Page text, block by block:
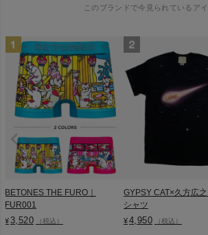
このブランドで今見られているア
BETONES THE FURO｜
FUR001
¥ 3,520 （税込）
GYPSY CAT×久方広
シャツ
¥4,950 （税込）